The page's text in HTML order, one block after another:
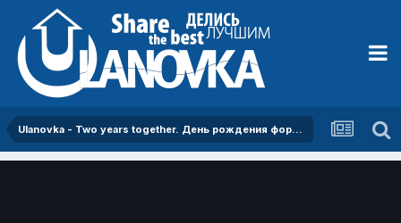
Ulanovka - Two years together. День рождения форума